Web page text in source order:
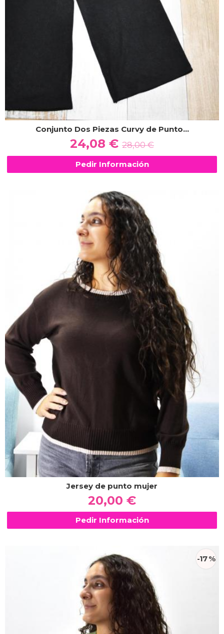
Conjunto Dos Piezas Curvy de Punto...
24,08 € 28,00 €
Pedir Información
Jersey de punto mujer
20,00 €
Pedir Información
-17 %